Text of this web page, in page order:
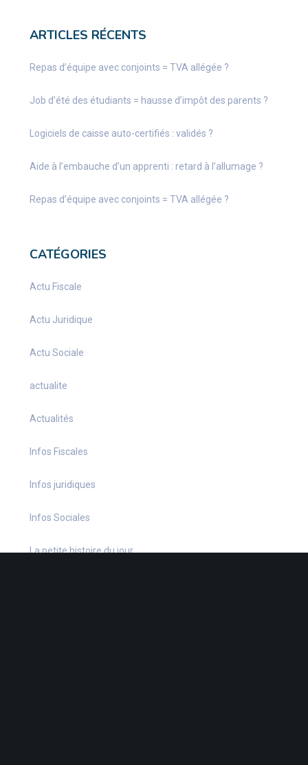
ARTICLES RÉCENTS
Repas d’équipe avec conjoints = TVA allégée ?
Job d’été des étudiants = hausse d’impôt des parents ?
Logiciels de caisse auto-certifiés : validés ?
Aide à l’embauche d’un apprenti : retard à l’allumage ?
Repas d’équipe avec conjoints = TVA allégée ?
CATÉGORIES
Actu Fiscale
Actu Juridique
Actu Sociale
actualite
Actualités
Infos Fiscales
Infos juridiques
Infos Sociales
La petite histoire du jour